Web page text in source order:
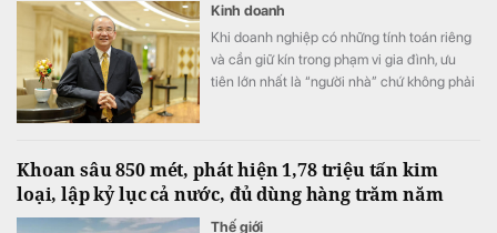
dịch tại ABBank.
Kinh doanh
Khi doanh nghiệp có những tính toán riêng
và cần giữ kín trong phạm vi gia đình, ưu
tiên lớn nhất là “người nhà” chứ không phải
Khoan sâu 850 mét, phát hiện 1,78 triệu tấn kim
loại, lập kỷ lục cả nước, đủ dùng hàng trăm năm
Thế giới